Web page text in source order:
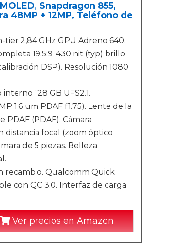
Snapdragon 855,
48MP + 12MP, Teléfono de
2,84 GHz GPU Adreno 640.
19.5:9. 430 nit (typ) brillo
DSP). Resolución 1080
128 GB UFS2.1.
1,6 um PDAF f1.75). Lente de la
PDAF (PDAF). Cámara
distancia focal (zoom óptico
de 5 piezas. Belleza
recambio. Qualcomm Quick
con QC 3.0. Interfaz de carga
Ver precios en Amazon